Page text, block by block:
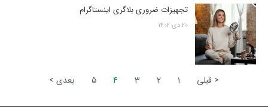
تجهیزات ضروری بلاگری اینستاگرام
۲۰ دی ۱۴۰۲
< قبلی ۱ ۲ ۳ ۴ ۵ بعدی >